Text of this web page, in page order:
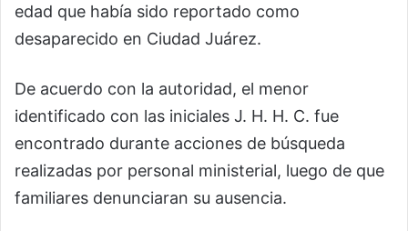
edad que había sido reportado como
desaparecido en Ciudad Juárez.
De acuerdo con la autoridad, el menor
identificado con las iniciales J. H. H. C. fue
encontrado durante acciones de búsqueda
realizadas por personal ministerial, luego de que
familiares denunciaran su ausencia.